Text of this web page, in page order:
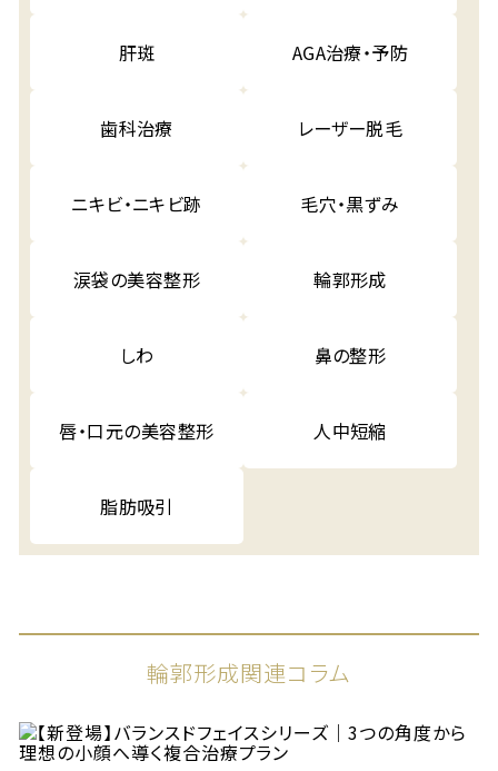
肝斑 AGA治療・予防
歯科治療 レーザー脱毛
ニキビ・ニキビ跡 毛穴・黒ずみ
涙袋の美容整形 輪郭形成
しわ 鼻の整形
唇・口元の美容整形 人中短縮
脂肪吸引
輪郭形成関連コラム